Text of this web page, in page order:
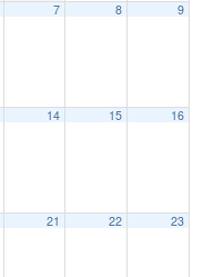
7 8 9
14 15 16
21 22 23